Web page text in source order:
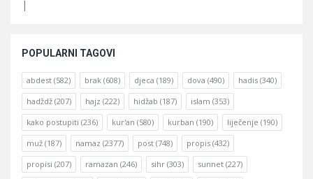
|
POPULARNI TAGOVI
abdest (582) brak (608) djeca (189) dova (490) hadis (340)
hadždž (207) hajz (222) hidžab (187) islam (353)
kako postupiti (236) kur'an (580) kurban (190) liječenje (190)
muž (187) namaz (2377) post (748) propis (432)
propisi (207) ramazan (246) sihr (303) sunnet (227)